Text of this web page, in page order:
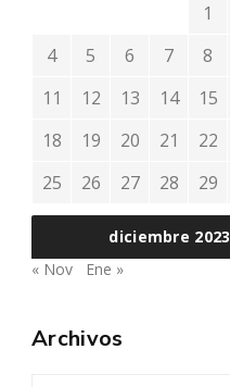
diciembre 2023
1
4
5 6 7 8
11
12 13 14 15
18
19 20 21 22
25
26 27 28 29
« Nov Ene »
Archivos